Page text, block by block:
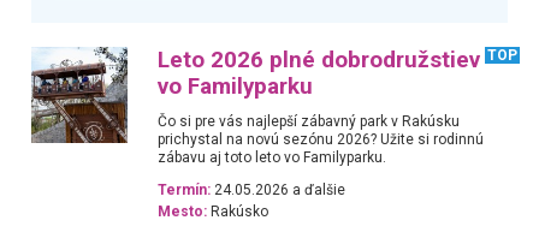
Leto 2026 plné dobrodružstiev
vo Familyparku
TOP
Čo si pre vás najlepší zábavný park v Rakúsku
prichystal na novú sezónu 2026? Užite si rodinnú
zábavu aj toto leto vo Familyparku.
Termín: 24.05.2026 a ďalšie
Mesto: Rakúsko